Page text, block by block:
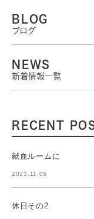
BLOG
ブログ
NEWS
新着情報一覧
RECENT
献血ルームに
2023.11.05
休日その2